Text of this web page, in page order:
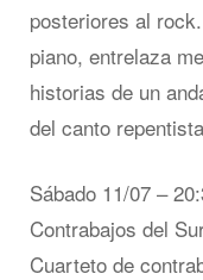
posteriores al
piano, entrelaza
historias de un
del canto
Sábado 11/07 –
Contrabajos del
Cuarteto de